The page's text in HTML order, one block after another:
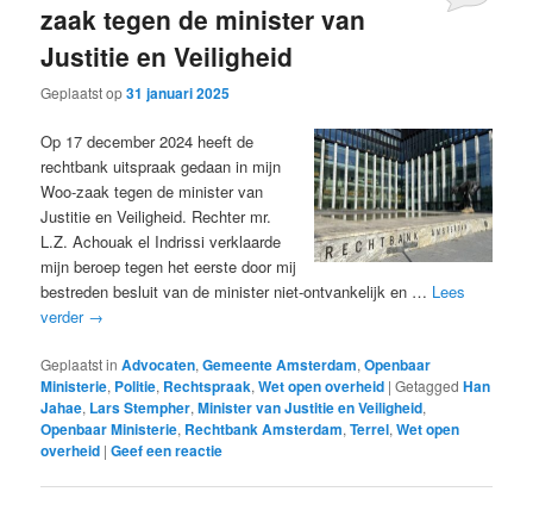
zaak tegen de minister van
Justitie en Veiligheid
Geplaatst op31 januari 2025
Op 17 december 2024 heeft de
rechtbank uitspraak gedaan in mijn
Woo-zaak tegen de minister van
Justitie en Veiligheid. Rechter mr.
L.Z. Achouak el Indrissi verklaarde
mijn beroep tegen het eerste door mij
bestreden besluit van de minister niet-ontvankelijk en … Lees
verder →
Geplaatst in Advocaten,Gemeente Amsterdam,Openbaar
Ministerie, Politie, Rechtspraak,Wet open overheid |Getagged Han
Jahae, Lars Stempher,Minister van Justitie en Veiligheid,
Openbaar Ministerie, Rechtbank Amsterdam,Terrel,Wet open
overheid |Geef een reactie